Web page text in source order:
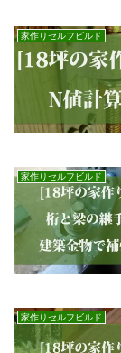
家作りセルフビルド
家作りセルフビルド
家作りセルフビルド